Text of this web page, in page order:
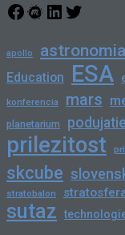
Facebook
Meetup
LinkedIn
Twitter
apollo astronomia
Education ESA
konferencia mars
planetarium podujatie
prilezitost
skcube
stratobalon
sutaz